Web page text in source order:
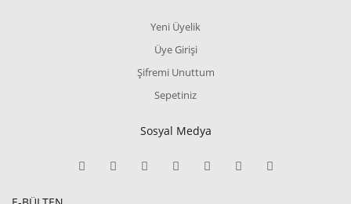
Yeni Üyelik
Üye Girişi
Şifremi Unuttum
Sepetiniz
Sosyal Medya